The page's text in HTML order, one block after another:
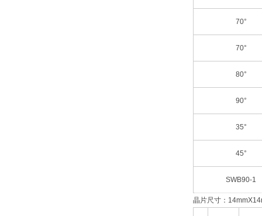
70°
70°
80°
90°
35°
45°
SWB90-1
晶片尺寸：